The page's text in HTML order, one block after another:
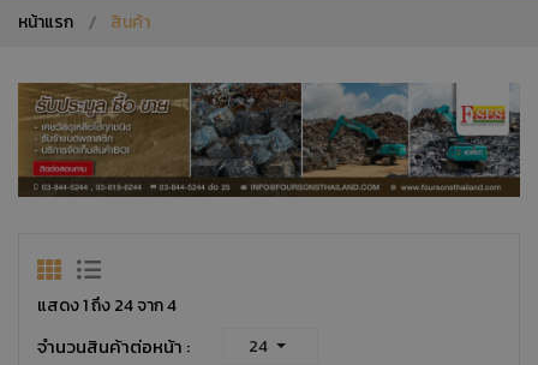
หน้าแรก สินค้า
แสดง 1 ถึง 24 จาก 4
จำนวนสินค้าต่อหน้า : 24